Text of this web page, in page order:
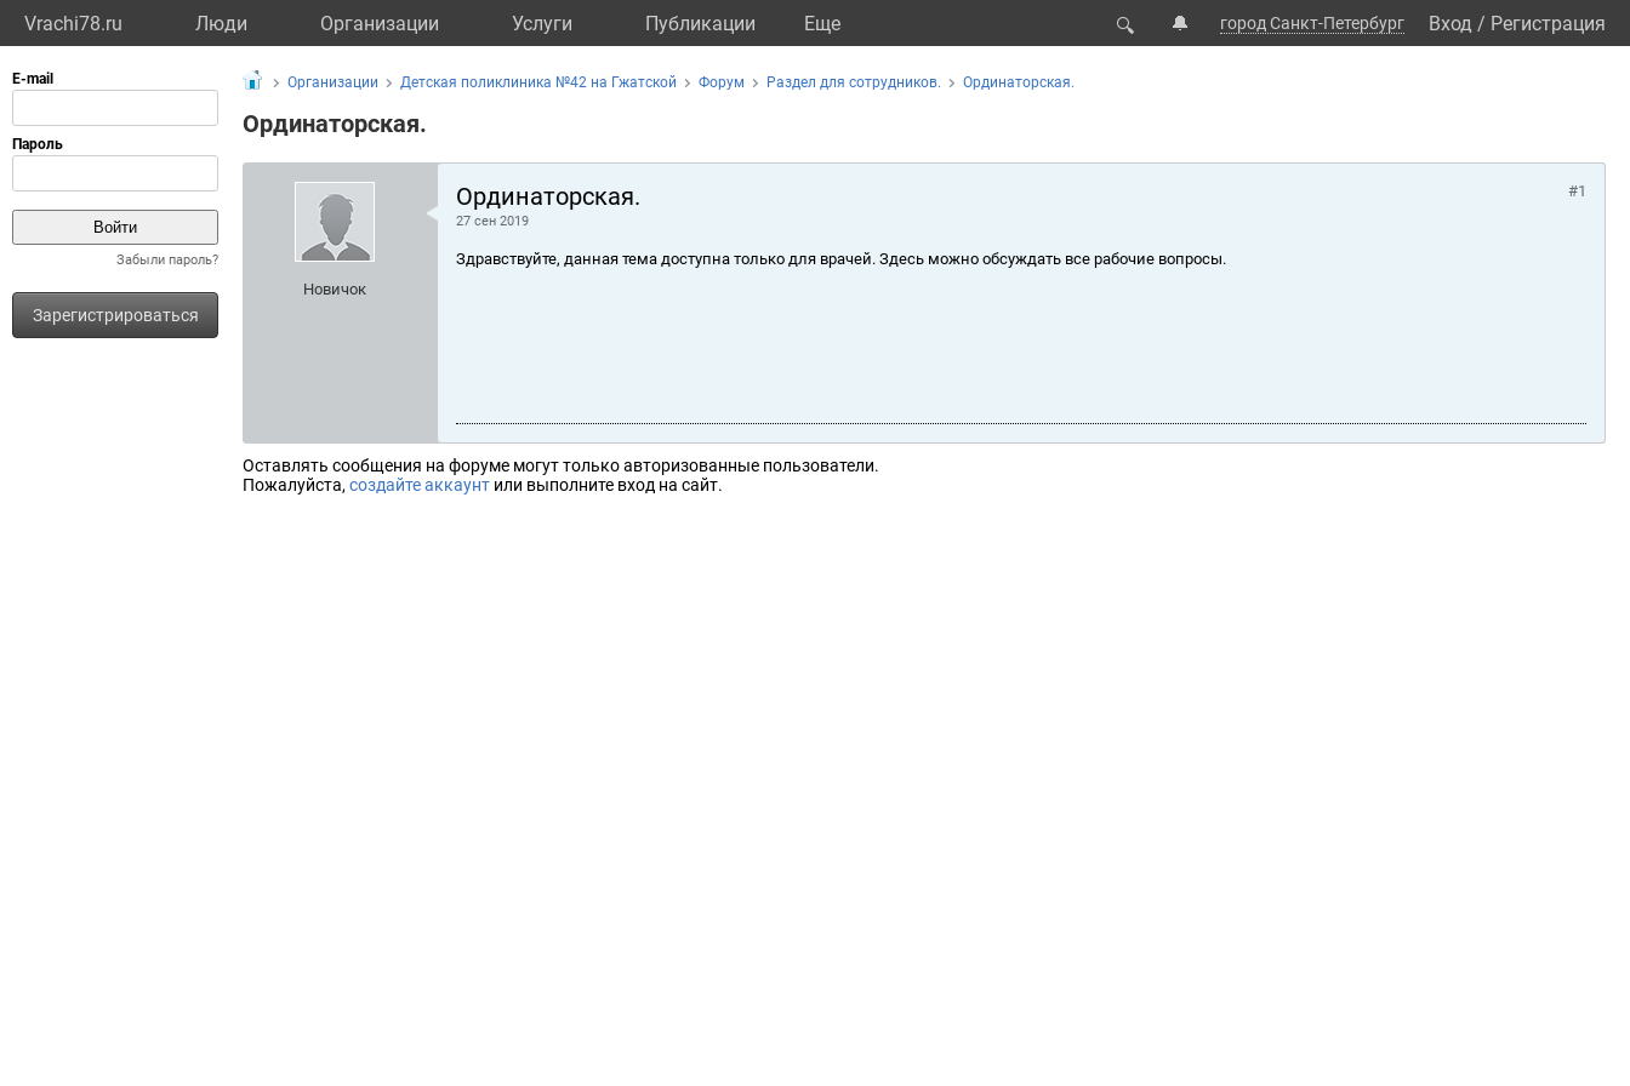
Vrachi78.ru Люди Организации Услуги Публикации Eще 🔍 🔔 город Санкт-Петербург Вход / Регистрация
Забыли пароль?
Зарегистрироваться
Организации Детская поликлиника №42 на Гжатской Форум Раздел для сотрудников. Ординаторская.
Ординаторская.
Новичок
Ординаторская.
27 сен 2019
#1
Здравствуйте, данная тема доступна только для врачей. Здесь можно обсуждать все рабочие вопросы.
Оставлять сообщения на форуме могут только авторизованные пользователи.
Пожалуйста, создайте аккаунт или выполните вход на сайт.